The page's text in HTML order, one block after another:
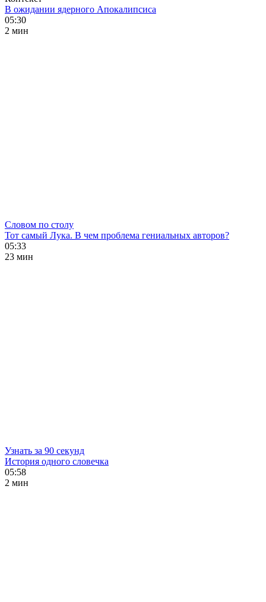
В ожидании ядерного Апокалипсиса
05:30
2 мин
Словом по столу
Тот самый Лука. В чем проблема гениальных авторов?
05:33
23 мин
Узнать за 90 секунд
История одного словечка
05:58
2 мин